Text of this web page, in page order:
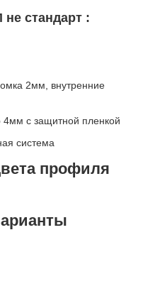
стандарт :
2мм, внутренние
4мм с защитной пленкой
система
профиля